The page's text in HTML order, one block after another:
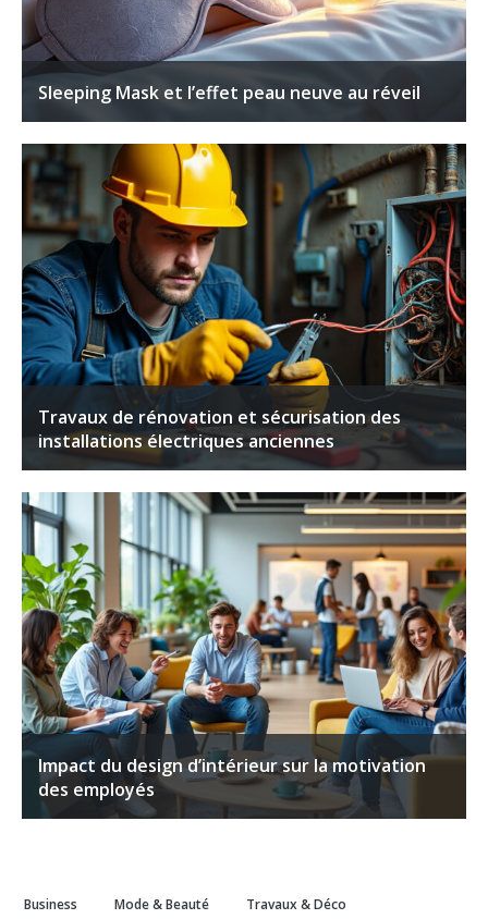
Sleeping Mask et l’effet peau neuve au réveil
Travaux de rénovation et sécurisation des
installations électriques anciennes
Impact du design d’intérieur sur la motivation
des employés
Business Mode & Beauté Travaux & Déco